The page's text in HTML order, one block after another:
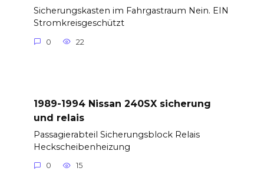
Sicherungskasten im Fahrgastraum Nein. EIN
Stromkreisgeschützt
0 22
1989-1994 Nissan 240SX sicherung
und relais
Passagierabteil Sicherungsblock Relais
Heckscheibenheizung
0 15